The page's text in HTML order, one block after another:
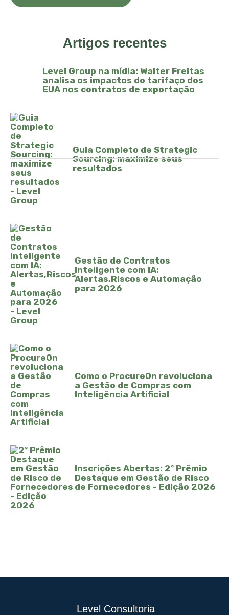
Artigos recentes
Level Group na mídia: Walter Freitas
analisa os impactos do tarifaço dos
EUA nos contratos de exportação
Guia Completo de Strategic
Sourcing: maximize seus
resultados
Gestão de Contratos
Inteligente com IA:
Alertas,Riscos e Automação
para 2026
Como o ProcureOn revoluciona
a Gestão de Compras com
Inteligência Artificial
Inscrições Abertas: 2º Prêmio
Destaque em Gestão de Risco
de Fornecedores - Edição 2026
Level Consultoria